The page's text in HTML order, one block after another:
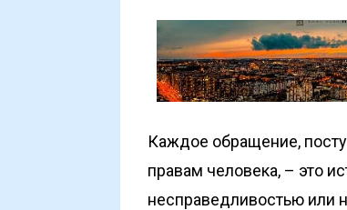
Каждое обращение,
правам человека, – это
несправедливостью или